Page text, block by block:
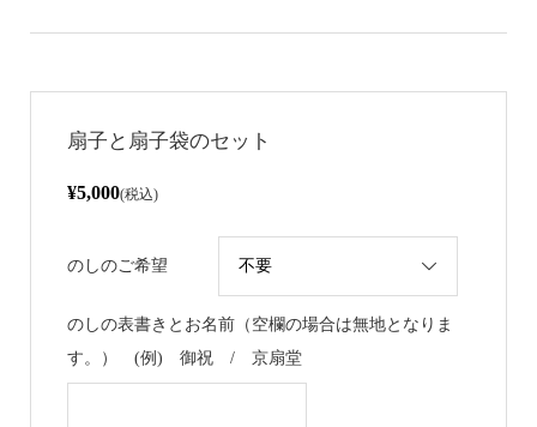
扇子と扇子袋のセット
¥5,000(税込)
のしのご希望
のしの表書きとお名前（空欄の場合は無地となりま
す。） (例) 御祝 / 京扇堂